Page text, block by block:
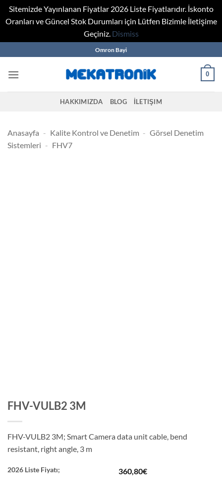
Sitemizde Yayınlanan Fiyatlar 2026 Liste Fiyatlarıdır. İskonto
Oranları ve Güncel Stok Durumları için Lütfen Bizimle İletişime
Geçiniz. Dismiss
to
content
Omron Bayi
0
HAKKIMIZDA BLOG İLETIŞIM
Anasayfa - Kalite Kontrol ve Denetim - Görsel Denetim
Sistemleri - FHV7
FHV-VULB2 3M
FHV-VULB2 3M; Smart Camera data unit cable, bend
resistant, right angle, 3 m
2026 Liste Fiyatı; 360,80€